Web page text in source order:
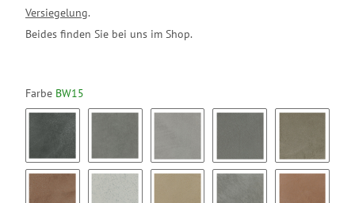
Versiegelung.
Beides finden Sie bei uns im Shop.
Farbe BW15
BW01 BW02 BW03 BW04 BW05